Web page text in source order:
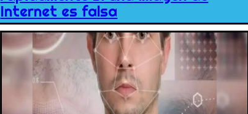
Internet es falsa